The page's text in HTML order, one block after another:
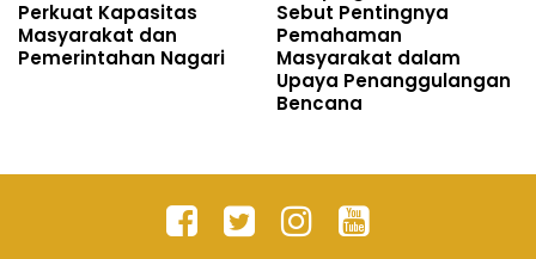
Perkuat Kapasitas
Masyarakat dan
Pemerintahan Nagari
Sebut Pentingnya
Pemahaman
Masyarakat dalam
Upaya Penanggulangan
Bencana